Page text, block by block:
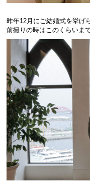
昨年12月にご結婚式を挙げ
前撮りの時はこのくらいま